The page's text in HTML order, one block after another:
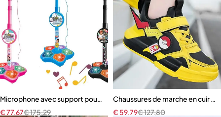
Microphone avec support pour enfants
€175,29
€77,67
Chaussures de marche en cuir
€127,80
€ 59,79